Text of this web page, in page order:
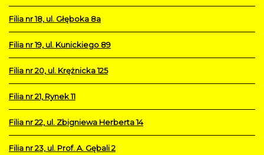
Filia nr 18, ul. Głęboka 8a
Filia nr 19, ul. Kunickiego 89
Filia nr 20, ul. Krężnicka 125
Filia nr 21, Rynek 11
Filia nr 22, ul. Zbigniewa Herberta 14
Filia nr 23, ul. Prof. A. Gębali 2